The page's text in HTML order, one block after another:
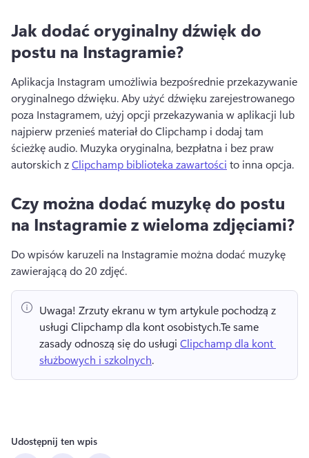
Jak dodać oryginalny dźwięk do
postu na Instagramie?
Aplikacja Instagram umożliwia bezpośrednie przekazywanie
oryginalnego dźwięku. Aby użyć dźwięku zarejestrowanego
poza Instagramem, użyj opcji przekazywania w aplikacji lub
najpierw przenieś materiał do Clipchamp i dodaj tam
ścieżkę audio. Muzyka oryginalna, bezpłatna i bez praw
autorskich z Clipchamp biblioteka zawartości to inna opcja.
Czy można dodać muzykę do postu
na Instagramie z wieloma zdjęciami?
Do wpisów karuzeli na Instagramie można dodać muzykę
zawierającą do 20 zdjęć.
Uwaga! Zrzuty ekranu w tym artykule pochodzą z
usługi Clipchamp dla kont osobistych.Te same
zasady odnoszą się do usługi Clipchamp dla kont
służbowych i szkolnych.
Udostępnij ten wpis